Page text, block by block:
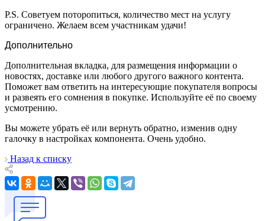
P.S. Советуем поторопиться, количество мест на услугу
ограничено. Желаем всем участникам удачи!
Дополнительно
Дополнительная вкладка, для размещения информации о
новостях, доставке или любого другого важного контента.
Поможет вам ответить на интересующие покупателя вопросы
и развеять его сомнения в покупке. Используйте её по своему
усмотрению.
Вы можете убрать её или вернуть обратно, изменив одну
галочку в настройках компонента. Очень удобно.
Назад к списку